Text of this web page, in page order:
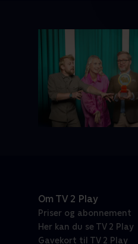
Om TV 2 Play
Priser og abonnement
Her kan du se TV 2 Play
Gavekort til TV 2 Play